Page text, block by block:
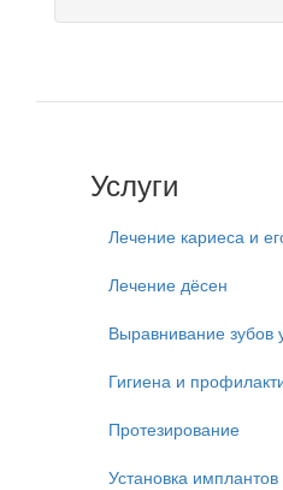
Услуги
Лечение кариеса и
Лечение дёсен
Выравнивание зубов
Гигиена и
Протезирование
Установка имплантов